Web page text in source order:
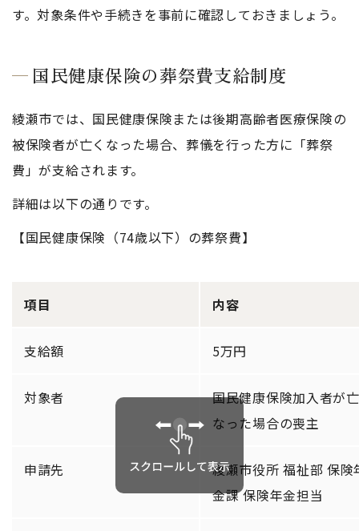
す。対象条件や手続きを事前に確認しておきましょう。
国民健康保険の葬祭費支給制度
綾瀬市では、国民健康保険または後期高齢者医療保険の
被保険者が亡くなった場合、葬儀を行った方に「葬祭
費」が支給されます。
詳細は以下の通りです。
【国民健康保険（74歳以下）の葬祭費】
項目 内容
支給額 5万円
対象者
国民健康保険加入者が
なった場合の喪主
申請先
綾瀬市役所 福祉部 保険
金課 保険年金担当